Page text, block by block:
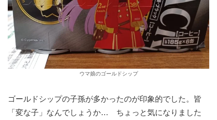
ウマ娘のゴールドシップ
ゴールドシップの子孫が多かったのが印象的でした。皆
「変な子」なんでしょうか… ちょっと気になりました